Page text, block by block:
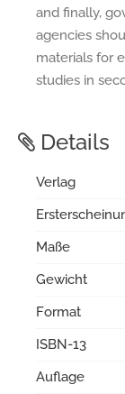
and finally,
agencies
materials for
studies in
Details
Verlag
Maße
Gewicht
Format
ISBN-13
Auflage